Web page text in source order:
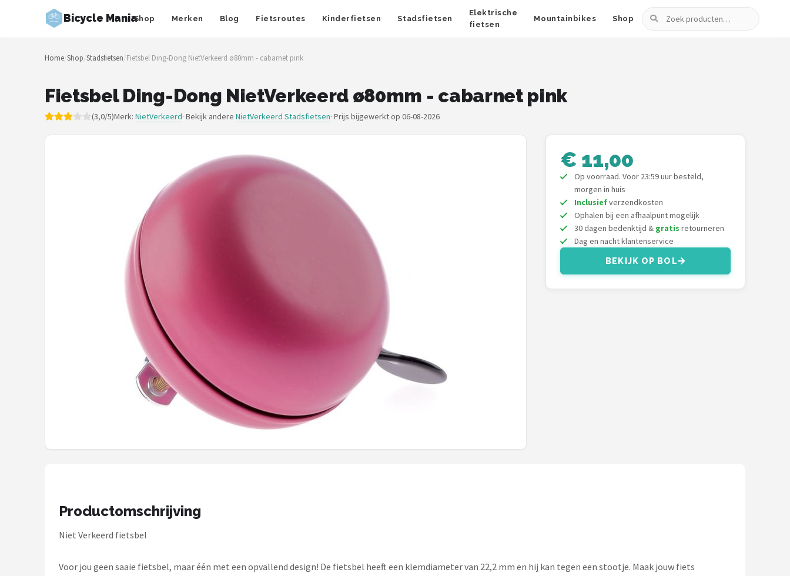
Bicycle ManiaShop Merken Blog Fietsroutes Kinderfietsen Stadsfietsen
Elektrische
fietsen
Mountainbikes Shop
Zoeken
Zoeken
NAVIGATIE
Merken
Schwalbe
Home/Shop/Stadsfietsen/Fietsbel Ding-Dong NietVerkeerd ø80mm - cabarnet pink
Fietsbel Ding-Dong NietVerkeerd ø80mm - cabarnet pink
(3,0/5)Merk: NietVerkeerd· Bekijk andere NietVerkeerd Stadsfietsen· Prijs bijgewerkt op 06-08-2026
€ 11,00
Op voorraad. Voor 23:59 uur besteld,
morgen in huis
Inclusiefverzendkosten
Ophalen bij een afhaalpunt mogelijk
30 dagen bedenktijd & gratis retourneren
Dag en nacht klantenservice
BEKIJK OP BOL
Productomschrijving
Niet Verkeerd fietsbel
Voor jou geen saaie fietsbel, maar één met een opvallend design! De fietsbel heeft een klemdiameter van 22,2 mm en hij kan tegen een stootje. Maak jouw fiets